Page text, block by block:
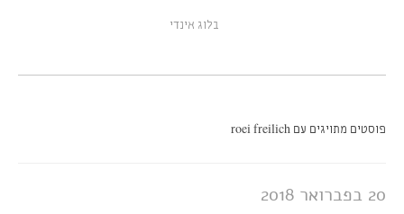
בלוג אינדי
פוסטים מתויגים עם roei freilich
20 בפברואר 2018